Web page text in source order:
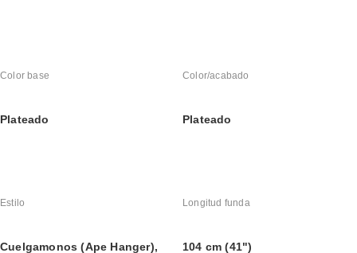
Color base
Plateado
Color/acabado
Plateado
Estilo
Cuelgamonos (Ape Hanger),
Longitud funda
104 cm (41")